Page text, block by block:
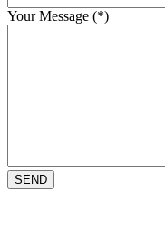
Your Message (*)